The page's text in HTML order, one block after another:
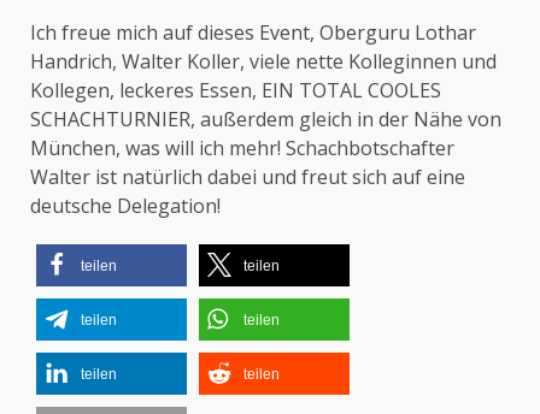
Ich freue mich auf dieses Event, Oberguru Lothar
Handrich, Walter Koller, viele nette Kolleginnen und
Kollegen, leckeres Essen, EIN TOTAL COOLES
SCHACHTURNIER, außerdem gleich in der Nähe von
München, was will ich mehr! Schachbotschafter
Walter ist natürlich dabei und freut sich auf eine
deutsche Delegation!
teilen teilen
teilen teilen
teilen teilen